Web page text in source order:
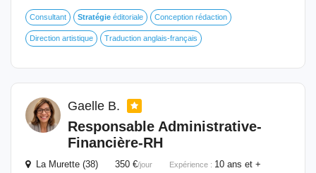
Consultant Stratégie éditoriale Conception rédaction
Direction artistique Traduction anglais-français
Gaelle B.
Responsable Administrative-
Financière-RH
La Murette (38) 350 €/jour Expérience : 10 ans et +